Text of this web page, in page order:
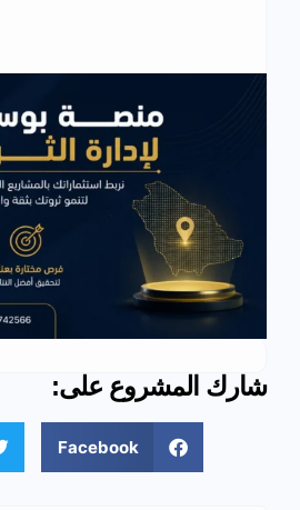
شارك المشروع على:
Facebook